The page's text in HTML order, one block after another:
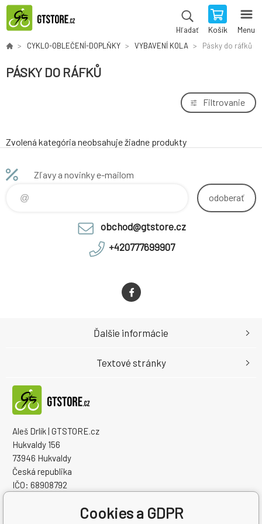
Hľadať Košík Menu
CYKLO-OBLEČENÍ-DOPLŇKY VYBAVENÍ KOLA Pásky do ráfků
PÁSKY DO RÁFKŮ
Filtrovanie
Zvolená kategória neobsahuje žiadne produkty
Zľavy a novinky e-mailom
odoberať
obchod@gtstore.cz
+420777699907
Aleš Drlík | GTSTORE.cz
Hukvaldy 156
73946 Hukvaldy
Česká republika
IČO: 68908792
Ďalšie informácie
Textové stránky
Cookies a GDPR